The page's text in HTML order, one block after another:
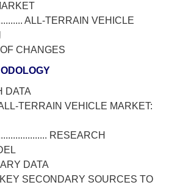
ALL-TERRAIN VEHICLE
CHANGES
TERRAIN VEHICLE MARKET:
RESEARCH
DATA
SECONDARY SOURCES TO